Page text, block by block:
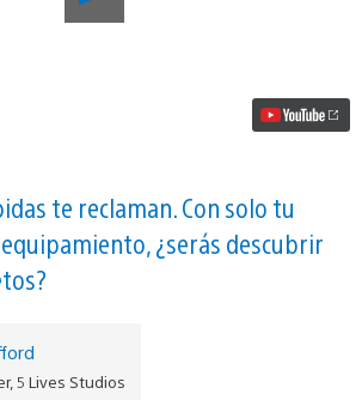
aventura
28
de
agosto
te reclaman. Con solo tu
¿serás descubrir
5 Lives Studios